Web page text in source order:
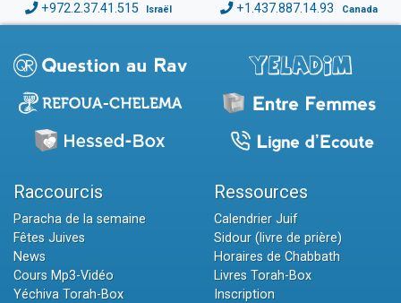
+972.2.37.41.515 Israël +1.437.887.14.93 Canada
Raccourcis
Paracha de la semaine
Fêtes Juives
News
Cours Mp3-Vidéo
Yéchiva Torah-Box
Ressources
Calendrier Juif
Sidour (livre de prière)
Horaires de Chabbath
Livres Torah-Box
Inscription